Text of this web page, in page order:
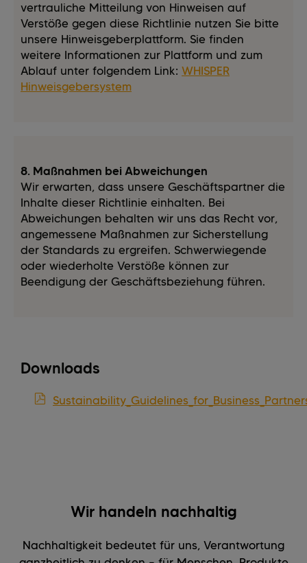
vertrauliche Mitteilung von Hinweisen auf
Verstöße gegen diese Richtlinie nutzen Sie bitte
unsere Hinweisgeberplattform. Sie finden
weitere Informationen zur Plattform und zum
Ablauf unter folgendem Link: WHISPER
Hinweisgebersystem
8. Maßnahmen bei Abweichungen
Wir erwarten, dass unsere Geschäftspartner die
Inhalte dieser Richtlinie einhalten. Bei
Abweichungen behalten wir uns das Recht vor,
angemessene Maßnahmen zur Sicherstellung
der Standards zu ergreifen. Schwerwiegende
oder wiederholte Verstöße können zur
Beendigung der Geschäftsbeziehung führen.
Downloads
Wir handeln nachhaltig
Nachhaltigkeit bedeutet für uns, Verantwortung